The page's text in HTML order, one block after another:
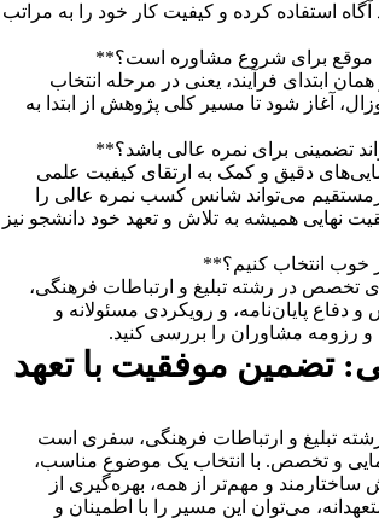
استفاده کرده و کیفیت کار خود را به مراتب
موقع برای شروع مشاوره است؟**
ابتدای فرآیند، یعنی در مرحله انتخاب
آغاز شود تا مسیر کلی پژوهش از ابتدا به
تضمینی برای نمره عالی باشد؟**
دقیق و کمک به ارتقای کیفیت علمی
می‌تواند شانس کسب نمره عالی را
نهایی همیشه به تلاش و تعهد خود دانشجو نیز
انتخاب کنیم؟**
تخصص در رشته تبلیغ و ارتباطات فرهنگی،
دفاع پایان‌نامه، و رویکردی مسئولانه و
و رزومه مشاوران را بررسی کنید.
تضمین موفقیت با تعهد
تبلیغ و ارتباطات فرهنگی، سفری است
و تخصص. با انتخاب یک موضوع مناسب،
و مهم‌تر از همه، بهره‌گیری از
می‌توان این مسیر را با اطمینان و